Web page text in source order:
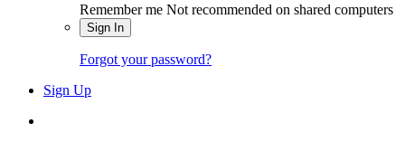
Remember me Not recommended on shared computers
Sign In
Forgot your password?
Sign Up